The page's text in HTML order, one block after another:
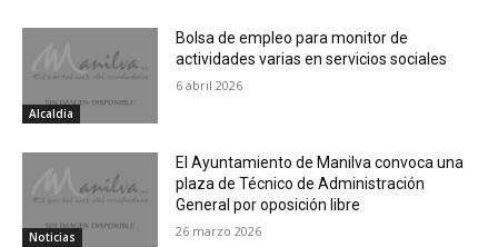
Alcaldia
Bolsa de empleo para monitor de
actividades varias en servicios sociales
6 abril 2026
Noticias
El Ayuntamiento de Manilva convoca una
plaza de Técnico de Administración
General por oposición libre
26 marzo 2026